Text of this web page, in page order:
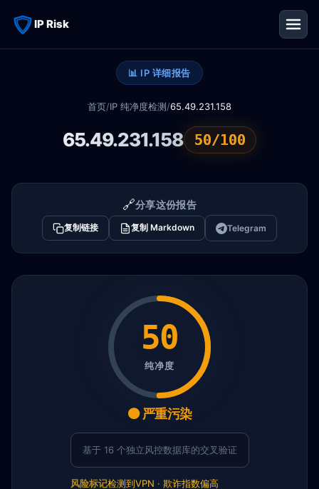
IP Risk
📊 IP 详细报告
首页/IP 纯净度检测/65.49.231.158
65.49.231.158 50/100
🔗分享这份报告
复制链接 复制 Markdown Telegram
50
纯净度
🟠 严重污染
基于 16 个独立风控数据库的交叉验证
风险标记检测到VPN · 欺诈指数偏高